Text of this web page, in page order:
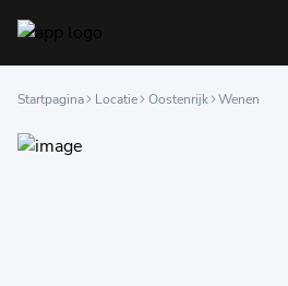
Startpagina Locatie Oostenrijk Wenen